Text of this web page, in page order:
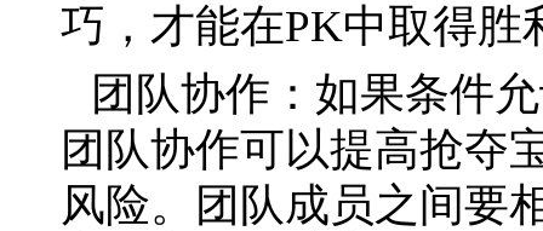
巧，才能在PK中取得胜
团队协作：如果条件
团队协作可以提高抢夺
风险。团队成员之间要